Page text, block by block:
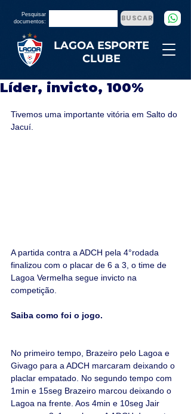
LAGOA ESPORTE
CLUBE
Pesquisar
documentos:
BUSCAR
Líder, invicto, 100%
Tivemos uma importante vitória em Salto do
Jacuí.
A partida contra a ADCH pela 4°rodada
finalizou com o placar de 6 a 3, o time de
Lagoa Vermelha segue invicto na
competição.
Saiba como foi o jogo.
No primeiro tempo, Brazeiro pelo Lagoa e
Givago para a ADCH marcaram deixando o
placlar empatado. No segundo tempo com
1min e 15seg Brazeiro marcou deixando o
Lagoa na frente. Aos 4min e 10seg Jair